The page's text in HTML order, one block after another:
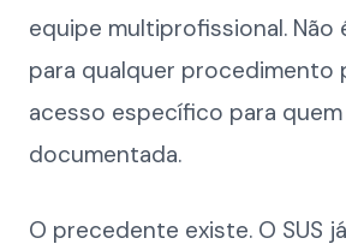
equipe multiprofissional. Não
para qualquer procedimento
acesso específico para
documentada.
O precedente existe. O SUS